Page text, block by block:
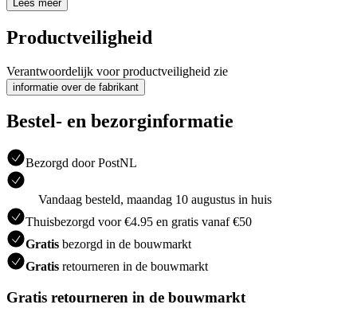
Lees meer
Productveiligheid
Verantwoordelijk voor productveiligheid zie
informatie over de fabrikant
Bestel- en bezorginformatie
Bezorgd door PostNL
Vandaag besteld, maandag 10 augustus in huis
Thuisbezorgd voor €4.95 en gratis vanaf €50
Gratis bezorgd in de bouwmarkt
Gratis retourneren in de bouwmarkt
Gratis retourneren in de bouwmarkt